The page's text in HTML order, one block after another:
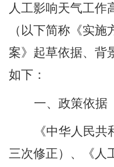
人工影响天气工作
（以下简称《实
案》起草依据、背
如下：
一、政策依据
《中华人民
三次修正）、《人